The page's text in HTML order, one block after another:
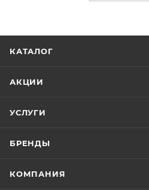
КАТАЛОГ
АКЦИИ
УСЛУГИ
БРЕНДЫ
КОМПАНИЯ